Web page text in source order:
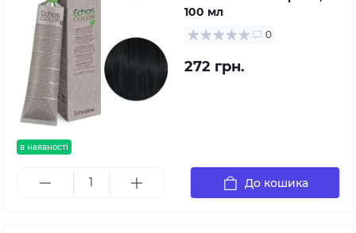
в наявності
100 мл
0
272 грн.
До кошика